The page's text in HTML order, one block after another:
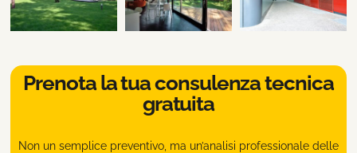
Prenota la tua consulenza tecnica
gratuita
Non un semplice preventivo, ma un’analisi professionale delle